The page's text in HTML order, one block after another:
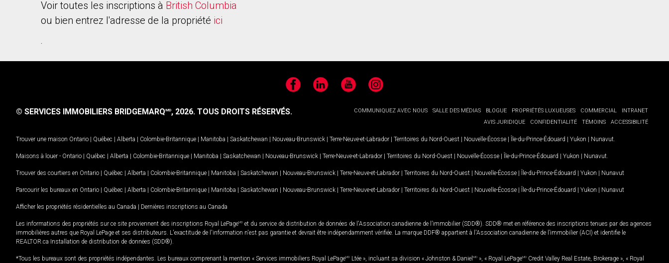
Voir toutes les inscriptions à British Columbia
ou bien entrez l'adresse de la propriété ici
.
FacebookLinkedIn YouTubeInstagram
COMMUNIQUEZ AVEC NOUS SALLE DES MÉDIAS BLOGUE PROPRIÉTÉS LUXUEUSES COMMERCIAL
INTRANET
AVIS JURIDIQUE
CONFIDENTIALITÉ TÉMOINS ACCESSIBILITÉ
© SERVICES IMMOBILIERS BRIDGEMARQMD, 2026. TOUS DROITS RÉSERVÉS.
Trouver une maison Ontario | Québec | Alberta | Colombie-Britannique | Manitoba | Saskatchewan | Nouveau-Brunswick | Terre-Neuve-et-Labrador | Territoires du Nord-Ouest | Nouvelle-Écosse | Île-du-Prince-Édouard | Yukon | Nunavut
Maisons à louer - Ontario | Québec | Alberta | Colombie-Britannique | Manitoba | Saskatchewan | Nouveau-Brunswick | Terre-Neuve-et-Labrador | Territoires du Nord-Ouest | Nouvelle-Écosse | Île-du-Prince-Édouard | Yukon | Nunavut
Trouver des courtiers en Ontario | Québec | Alberta | Colombie-Britannique | Manitoba | Saskatchewan | Nouveau-Brunswick | Terre-Neuve-et-Labrador | Territoires du Nord-Ouest | Nouvelle-Écosse | Île-du-Prince-Édouard | Yukon | Nunavut
Parcourir les bureaux en Ontario | Québec | Alberta | Colombie-Britannique | Manitoba | Saskatchewan | Nouveau-Brunswick | Terre-Neuve-et-Labrador | Territoires du Nord-Ouest | Nouvelle-Écosse | Île-du-Prince-Édouard | Yukon | Nunavut
Afficher les propriétés résidentielles au Canada | Dernières inscriptions au Canada
Les informations des propriétés sur ce site proviennent des inscriptions Royal LePageMD et du service de distribution de données de l'Association canadienne de l’immobilier (SDD®). SDD® met en référence des inscriptions tenues par des agences
immobilières autres que Royal LePage et ses distributeurs. L'exactitude de l'information n'est pas garantie et devrait être indépendamment vérifiée. La marque DDF® appartient à l'Association canadienne de l’immobilier (ACI) et identifie le
REALTOR.ca Installation de distribution de données (SDD®).
*Tous les bureaux sont des propriétés indépendantes. Les bureaux comprenant la mention « Services immobiliers Royal LePageMD Ltée », incluant sa division « Johnston & Daniel MD », « Royal LePageMD Credit Valley Real Estate, Brokerage », « Royal